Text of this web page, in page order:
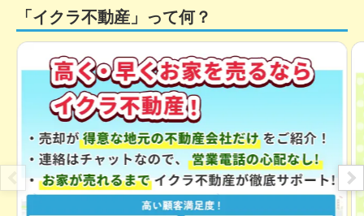
「イクラ不動産」って何？